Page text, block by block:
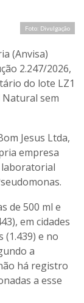
Foto: Divulgação
(Anvisa)
2.247/2026,
do lote LZ1
Natural sem
Jesus Ltda,
empresa
de 500 ml e
em cidades
(1.439) e no
a
há registro
a esse